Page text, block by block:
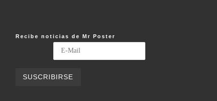
Recibe noticias de Mr Poster